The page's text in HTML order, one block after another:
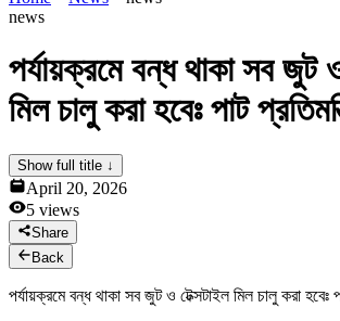
About Us
Secretariat & Staff
Members List
News & Notices
News & Notices
Publications
Media Gallery
Products
Contact Us
news
পর্যায়ক্রমে বন্ধ থাকা সব জুট
মিল চালু করা হবেঃ পাট
Show full title ↓
April 20, 2026
5 views
Share
Back
পর্যায়ক্রমে বন্ধ থাকা সব জুট ও টেক্সটাইল মিল চালু করা হবেঃ